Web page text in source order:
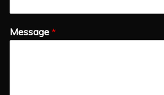
Message *